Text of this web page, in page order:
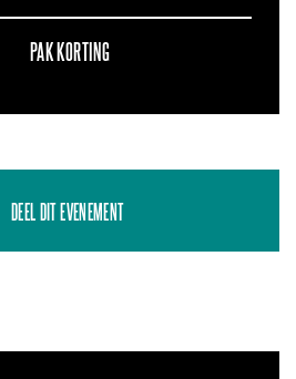
PAK KORTING
DEEL DIT EVENEMENT